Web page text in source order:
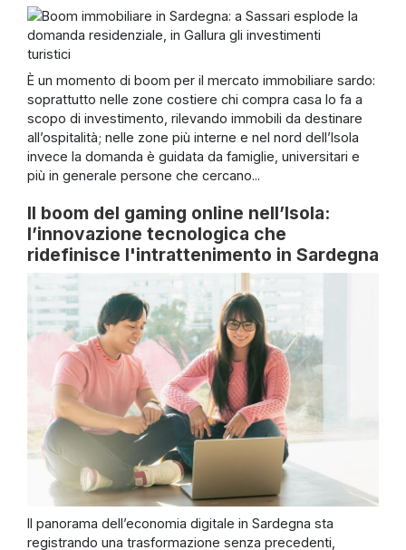
È un momento di boom per il mercato immobiliare sardo:
soprattutto nelle zone costiere chi compra casa lo fa a
scopo di investimento, rilevando immobili da destinare
all’ospitalità; nelle zone più interne e nel nord dell’Isola
invece la domanda è guidata da famiglie, universitari e
più in generale persone che cercano...
Il boom del gaming online nell’Isola:
l’innovazione tecnologica che
ridefinisce l'intrattenimento in Sardegna
Il panorama dell’economia digitale in Sardegna sta
registrando una trasformazione senza precedenti,